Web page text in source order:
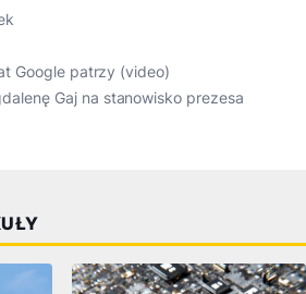
Google patrzy (video)
Gaj na stanowisko prezesa